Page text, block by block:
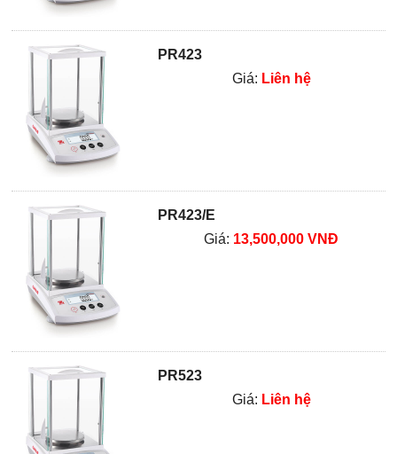
PR423
Giá: Liên hệ
PR423/E
Giá: 13,500,000 VNĐ
PR523
Giá: Liên hệ